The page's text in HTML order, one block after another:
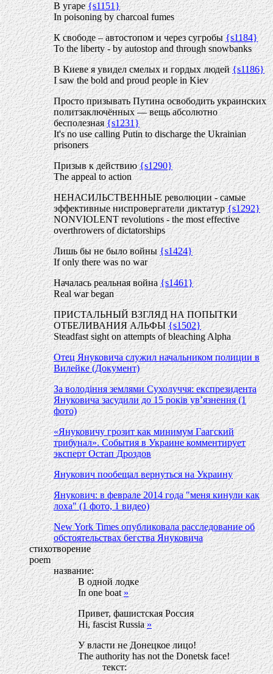
В угаре{s1151}
In poisoning by charcoal fumes
К свободе – автостопом и через сугробы{s1184}
To the liberty - by autostop and through snowbanks
В Киеве я увидел смелых и гордых людей{s1186}
I saw the bold and proud people in Kiev
Просто призывать Путина освободить украинских
политзаключённых — вещь абсолютно
бесполезная{s1231}
It's no use calling Putin to discharge the Ukrainian
prisoners
Призыв к действию{s1290}
The appeal to action
НЕНАСИЛЬСТВЕННЫЕ революции - самые
эффективные ниспровергатели диктатур{s1292}
NONVIOLENT revolutions - the most effective
overthrowers of dictatorships
Лишь бы не было войны{s1424}
If only there was no war
Началась реальная война{s1461}
Real war began
ПРИСТАЛЬНЫЙ ВЗГЛЯД НА ПОПЫТКИ
ОТБЕЛИВАНИЯ АЛЬФЫ{s1502}
Steadfast sight on attempts of bleaching Alpha
Отец Януковича служил начальником полиции в
Вилейке (Документ)
За володіння землями Сухолуччя: експрезидента
Януковича засудили до 15 років ув’язнення (1
фото)
«Януковичу грозит как минимум Гаагский
трибунал». События в Украине комментирует
эксперт Остап Дроздов
Янукович пообещал вернуться на Украину
Янукович: в феврале 2014 года "меня кинули как
лоха" (1 фото, 1 видео)
New York Times опубликовала расследование об
обстоятельствах бегства Януковича
стихотворение
poem
название:
В одной лодке
In one boat»
Привет, фашистская Россия
Hi, fascist Russia»
У власти не Донецкое лицо!
The authority has not the Donetsk face!
текст: